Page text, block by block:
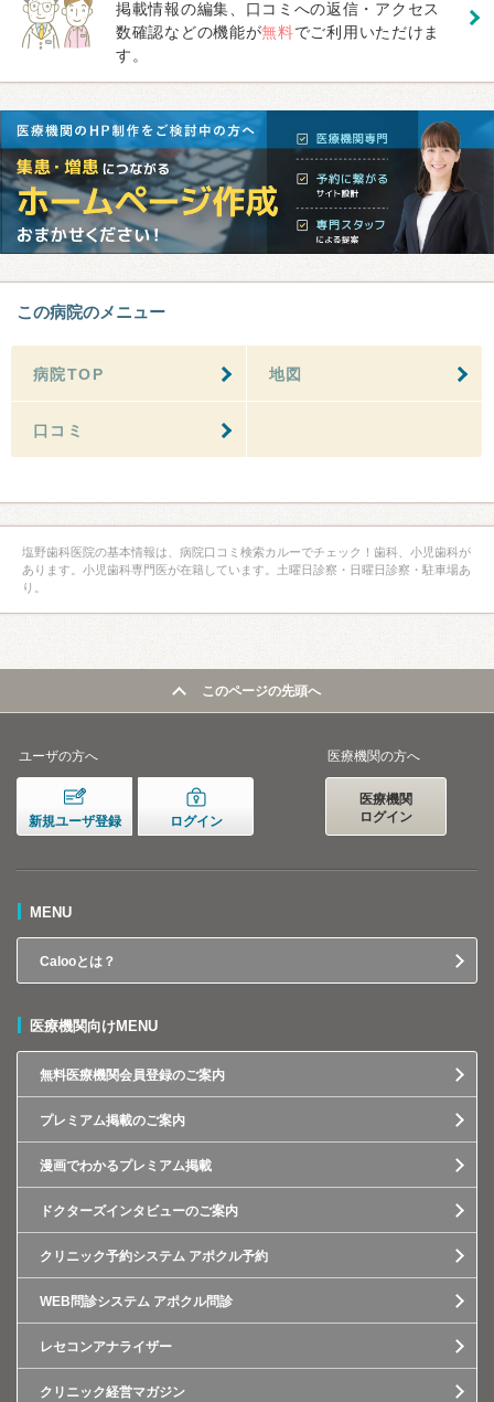
掲載情報の編集、口コミへの返信・アクセス
数確認などの機能が無料でご利用いただけま
す。
この病院のメニュー
病院TOP 地図
口コミ
塩野歯科医院の基本情報は、病院口コミ検索カルーでチェック！歯科、小児歯科が
あります。小児歯科専門医が在籍しています。土曜日診察・日曜日診察・駐車場あ
り。
このページの先頭へ
ユーザの方へ
新規ユーザ登録 ログイン
医療機関の方へ
医療機関
ログイン
MENU
Calooとは？
医療機関向けMENU
無料医療機関会員登録のご案内
プレミアム掲載のご案内
漫画でわかるプレミアム掲載
ドクターズインタビューのご案内
クリニック予約システム アポクル予約
WEB問診システム アポクル問診
レセコンアナライザー
クリニック経営マガジン